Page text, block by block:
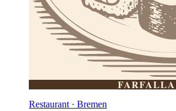
FARFALLA
Restaurant · Bremen